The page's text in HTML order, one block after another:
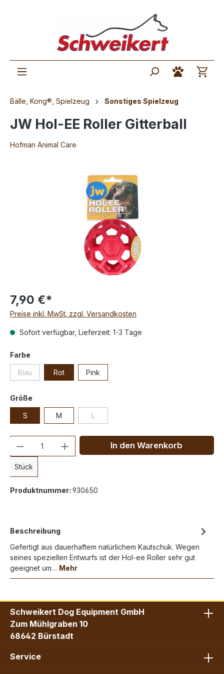
Bälle, Kong®, Spielzeug Sonstiges Spielzeug
JW Hol-EE Roller Gitterball
Hofman Animal Care
7,90 €*
Preise inkl. MwSt. zzgl. Versandkosten
Sofort verfügbar, Lieferzeit: 1-3 Tage
Farbe
Blau Rot Pink
Größe
S M L
Anzahl
Stück
In den Warenkorb
Produktnummer: 930650
Beschreibung
Gefertigt aus dauerhaftem natürlichem Kautschuk. Wegen
seines speziellen Entwurfs ist der Hol-ee Roller sehr gut
geeignet um… Mehr
Schweikert Dog Equipment GmbH
Zum Mühlgraben 10
68642 Bürstadt
Service